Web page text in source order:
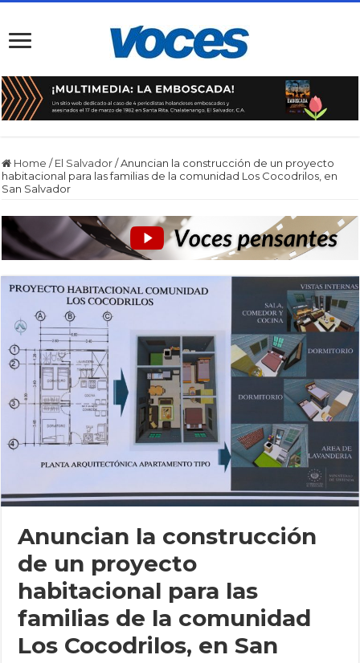
Home / El Salvador /Anuncian la construcción de un proyecto
habitacional para las familias de la comunidad Los Cocodrilos, en
San Salvador
Anuncian la construcción
de un proyecto
habitacional para las
familias de la comunidad
Los Cocodrilos, en San